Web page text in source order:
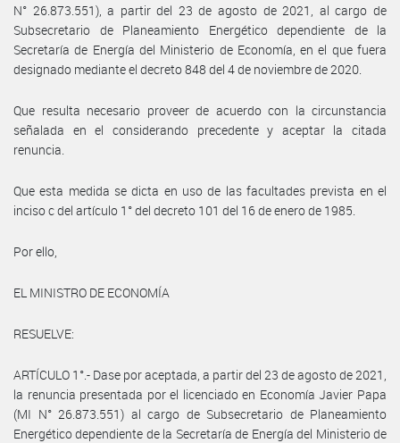
N° 26.873.551), a partir del 23 de agosto de 2021, al cargo de
Subsecretario de Planeamiento Energético dependiente de la
Secretaría de Energía del Ministerio de Economía, en el que fuera
designado mediante el decreto 848 del 4 de noviembre de 2020.
Que resulta necesario proveer de acuerdo con la circunstancia
señalada en el considerando precedente y aceptar la citada
renuncia.
Que esta medida se dicta en uso de las facultades prevista en el
inciso c del artículo 1° del decreto 101 del 16 de enero de 1985.
Por ello,
EL MINISTRO DE ECONOMÍA
RESUELVE:
ARTÍCULO 1°.- Dase por aceptada, a partir del 23 de agosto de 2021,
la renuncia presentada por el licenciado en Economía Javier Papa
(MI N° 26.873.551) al cargo de Subsecretario de Planeamiento
Energético dependiente de la Secretaría de Energía del Ministerio de